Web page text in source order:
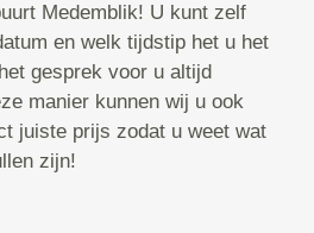
Medemblik! U kunt zelf
en welk tijdstip het u het
gesprek voor u altijd
manier kunnen wij u ook
juiste prijs zodat u weet wat
zijn!